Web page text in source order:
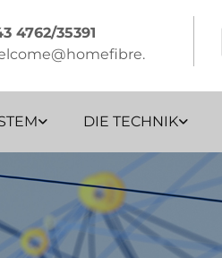
4762/35391
DIE TECHNIK